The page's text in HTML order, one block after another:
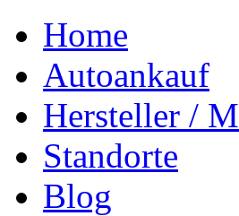
Home
Autoankauf
Hersteller /
Standorte
Blog